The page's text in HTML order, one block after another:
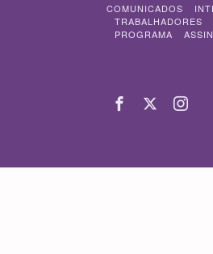
COMUNICADOS
TRABALHADORES
PROGRAMA